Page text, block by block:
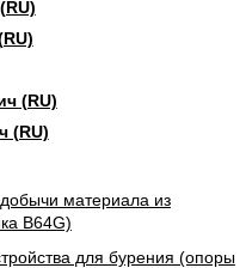
(RU)
(RU)
материала из
B64G)
для бурения (опоры